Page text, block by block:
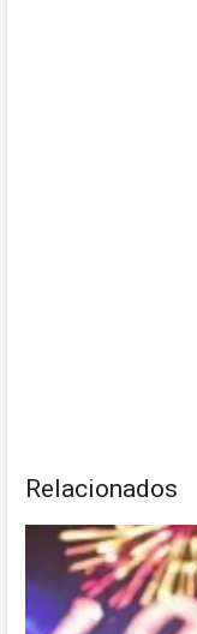
Relacionados